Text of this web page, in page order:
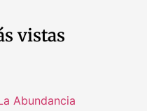
vistas
Abundancia